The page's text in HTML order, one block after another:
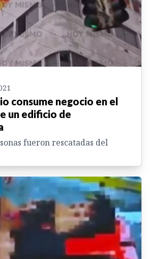
consume negocio en el
un edificio de
fueron rescatadas del